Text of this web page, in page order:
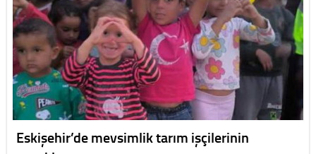
Eskişehir’de mevsimlik tarım işçilerinin